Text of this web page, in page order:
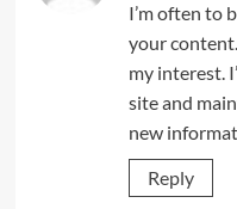
I’m often to
your
my interest.
site and
new
Reply